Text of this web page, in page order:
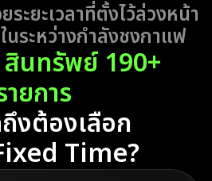
ระยะเวลาที่ตั้งไว้ล่วงหน้า
ระหว่างกำลังชงกาแฟ
สินทรัพย์ 190+
ายการ
งต้องเลือก
Time?